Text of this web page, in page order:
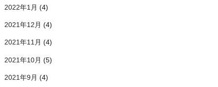
2022年1月 (4)
2021年12月 (4)
2021年11月 (4)
2021年10月 (5)
2021年9月 (4)